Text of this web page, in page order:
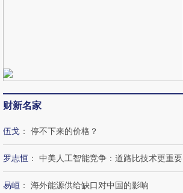
财新名家
伍戈 ： 停不下来的价格？
罗志恒 ： 中美人工智能竞争：道路比技术更重要
易峘 ： 海外能源供给缺口对中国的影响